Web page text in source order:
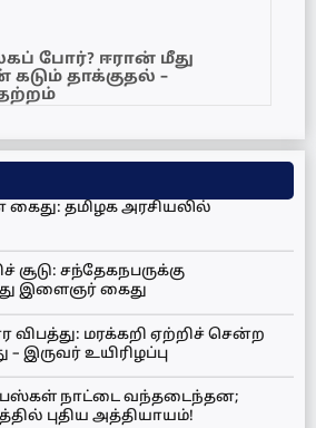
போர்? ஈரான் மீது
தாக்குதல் –
தமிழக அரசியலில்
சூடு: சந்தேகநபருக்கு
இளைஞர் கைது
விபத்து: மரக்கறி ஏற்றிச் சென்ற
இருவர் உயிரிழப்பு
பஸ்கள் நாட்டை வந்தடைந்தன;
புதிய அத்தியாயம்!